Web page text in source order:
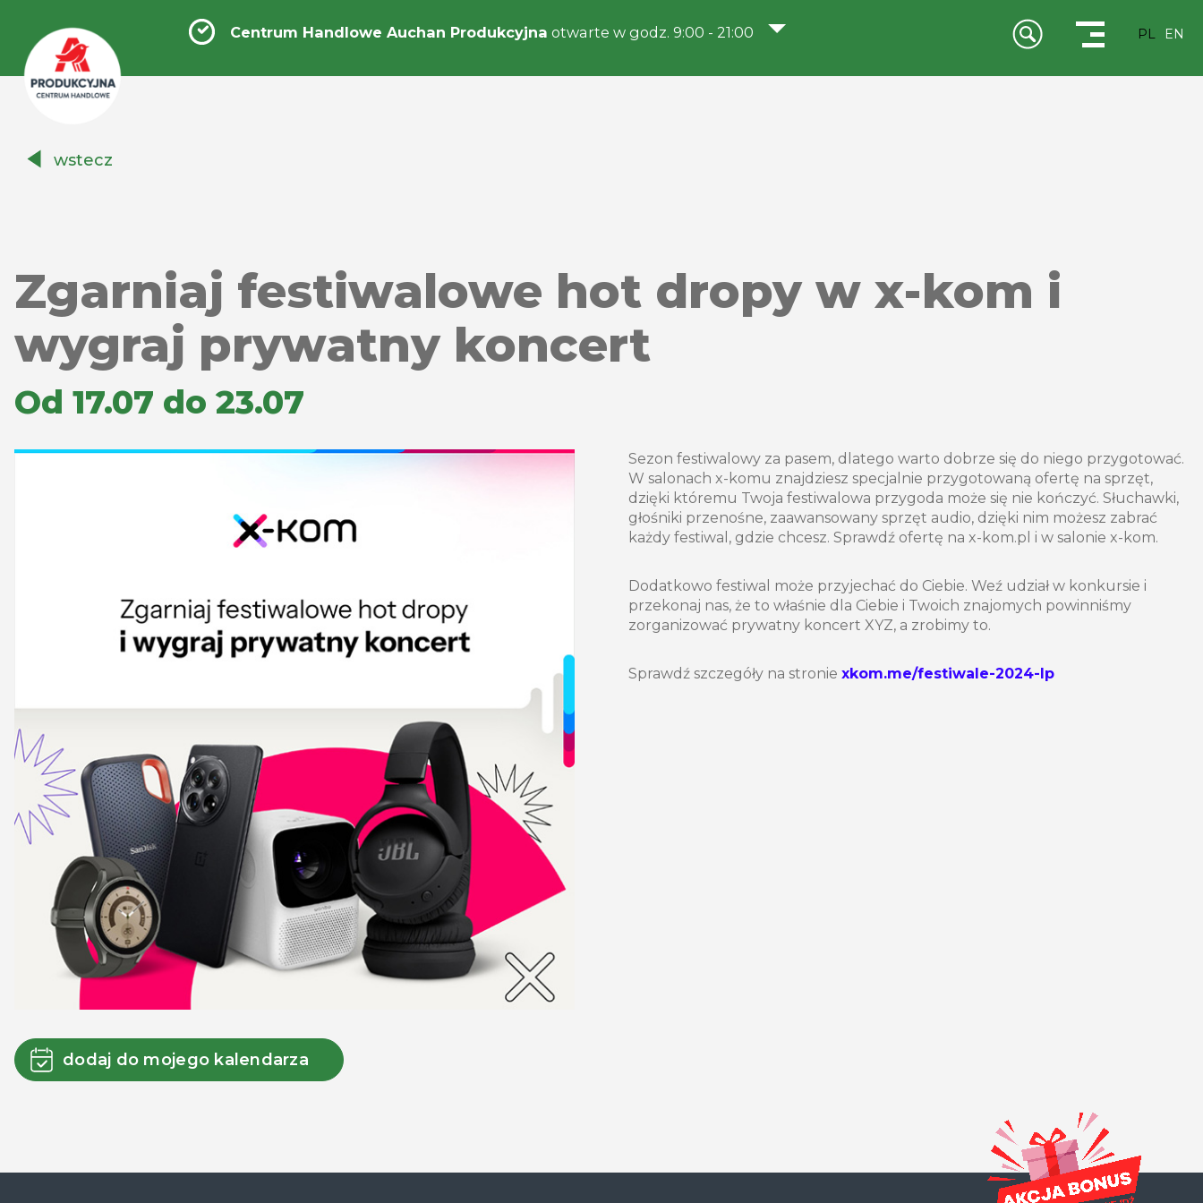
Handlowe
Centrum Handlowe Auchan Produkcyjna otwarte w godz. 9:00 - 21:00 PL EN
wstecz
Zgarniaj festiwalowe hot dropy w x-kom i
wygraj prywatny koncert
Od 17.07 do 23.07
dodaj do mojego kalendarza
Sezon festiwalowy za pasem, dlatego warto dobrze się do niego przygotować.
W salonach x-komu znajdziesz specjalnie przygotowaną ofertę na sprzęt,
dzięki któremu Twoja festiwalowa przygoda może się nie kończyć. Słuchawki,
głośniki przenośne, zaawansowany sprzęt audio, dzięki nim możesz zabrać
każdy festiwal, gdzie chcesz. Sprawdź ofertę na x-kom.pl i w salonie x-kom.
Dodatkowo festiwal może przyjechać do Ciebie. Weź udział w konkursie i
przekonaj nas, że to właśnie dla Ciebie i Twoich znajomych powinniśmy
zorganizować prywatny koncert XYZ, a zrobimy to.
Sprawdź szczegóły na stronie xkom.me/festiwale-2024-lp